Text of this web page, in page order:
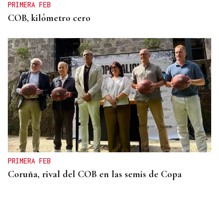
PRIMERA FEB
COB, kilómetro cero
PRIMERA FEB
Coruña, rival del COB en las semis de Copa